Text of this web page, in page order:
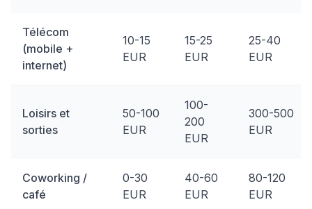
Télécom
(mobile +
internet)
10-15
EUR
15-25
EUR
25-40
EUR
Loisirs et
sorties
50-100
EUR
100-
200
EUR
300-500
EUR
Coworking /
café
0-30
EUR
40-60
EUR
80-120
EUR